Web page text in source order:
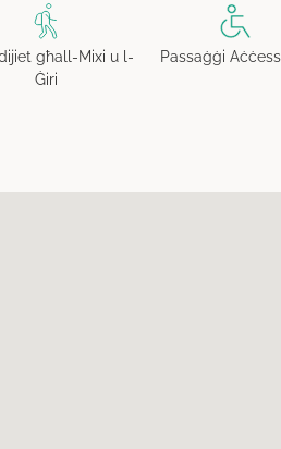
għall-Mixi u l-
Ġiri
Passaġġi